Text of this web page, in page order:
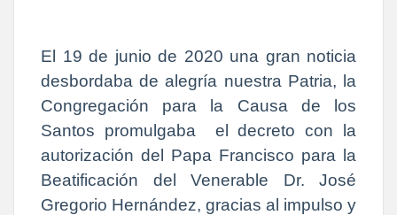
El 19 de junio de 2020 una gran noticia
desbordaba de alegría nuestra Patria, la
Congregación para la Causa de los
Santos promulgaba
el decreto con la
autorización del Papa Francisco para la
Beatificación del Venerable Dr. José
Gregorio Hernández, gracias al impulso y